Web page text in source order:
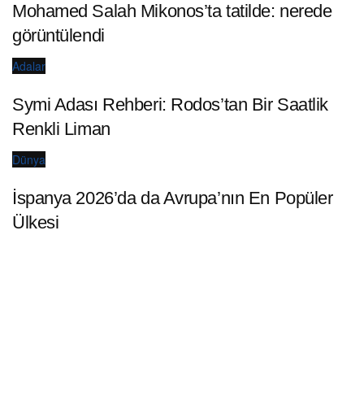
Mohamed Salah Mikonos’ta tatilde: nerede
görüntülendi
Adalar
Symi Adası Rehberi: Rodos’tan Bir Saatlik
Renkli Liman
Dünya
İspanya 2026’da da Avrupa’nın En Popüler
Ülkesi